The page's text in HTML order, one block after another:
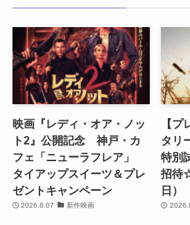
映画『レディ・オア・ノッ
ト2』公開記念 神戸・カ
フェ「ニューラフレア」
タイアップスイーツ＆プレ
ゼントキャンペーン
2026.8.07 新作映画
【
タリ
特別
招待
日）